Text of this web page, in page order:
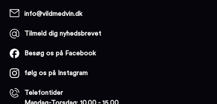
info@vildmedvin.dk
Tilmeld dig nyhedsbrevet
Besøg os på Facebook
følg os på Instagram
Telefontider